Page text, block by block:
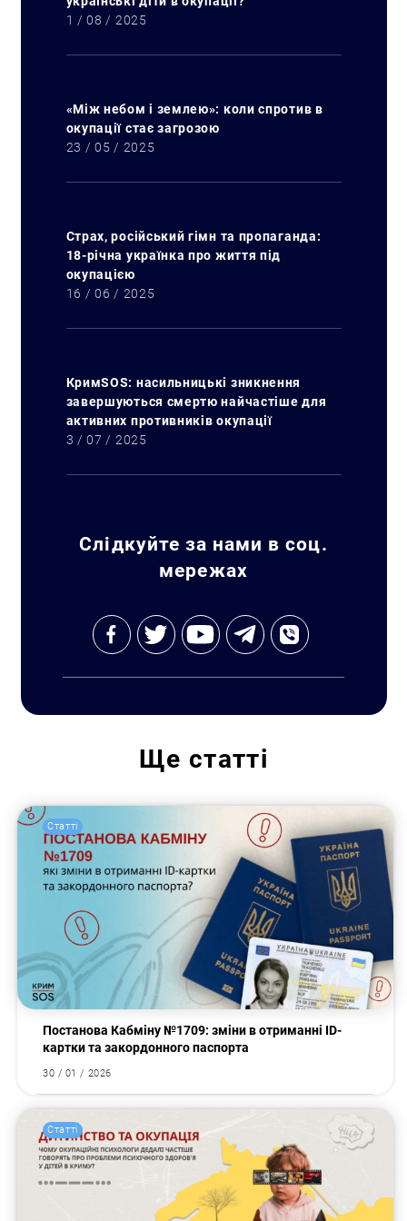
1 / 08 / 2025
«Між небом і землею»: коли спротив в
окупації стає загрозою
23 / 05 / 2025
Страх, російський гімн та пропаганда:
18-річна українка про життя під
окупацією
16 / 06 / 2025
КримSOS: насильницькі зникнення
завершуються смертю найчастіше для
активних противників окупації
3 / 07 / 2025
Слідкуйте за нами в соц.
мережах
Ще статті
Статті
Постанова Кабміну №1709: зміни в отриманні ID-
картки та закордонного паспорта
30 / 01 / 2026
Статті